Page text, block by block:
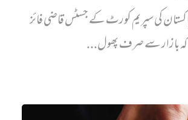
کی سپریم کورٹ کے جسٹس قاضی فائز
بازار سے صرف پھول...